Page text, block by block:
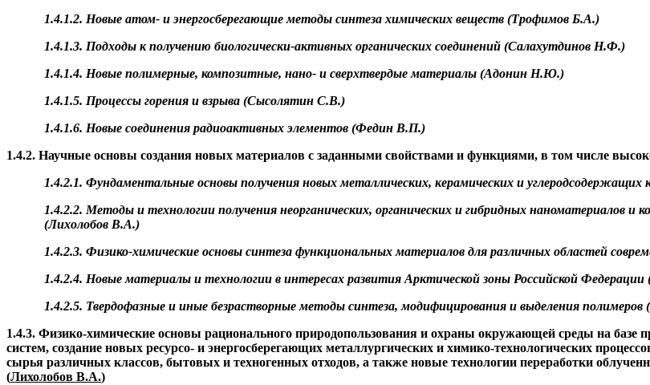
1.4.1.2. Новые атом- и энергосберегающие методы синтеза химических веществ (Трофимов Б.А.)
1.4.1.3. Подходы к получению биологически-активных органических соединений (Салахутдинов Н.Ф.)
1.4.1.4. Новые полимерные, композитные, нано- и сверхтвердые материалы (Адонин Н.Ю.)
1.4.1.5. Процессы горения и взрыва (Сысолятин С.В.)
1.4.1.6. Новые соединения радиоактивных элементов (Федин В.П.)
1.4.2. Научные основы создания новых материалов с заданными свойствами и функциями, в том числе
1.4.2.1. Фундаментальные основы получения новых металлических, керамических и
1.4.2.2. Методы и технологии получениянеорганических, органических и гибридныхнаноматериалов и
(Лихолобов В.А.)
1.4.2.3. Физико-химические основы синтеза функциональных материалов для различных областей
1.4.2.4. Новые материалы и технологии в интересах развития Арктической зоны Российской
1.4.2.5. Твердофазные и иныебезрастворныеметоды синтеза, модифицирования и выделения полимеров
1.4.3. Физико-химические основы рационального природопользования и охраны окружающей среды на базе
систем, создание новых ресурсо- и энергосберегающих металлургических и химико-технологических
сырья различных классов, бытовых и техногенных отходов, а также новые технологии переработки
(Лихолобов В.А.)